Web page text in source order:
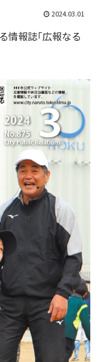
2024.03.01
情報誌｢広報なる